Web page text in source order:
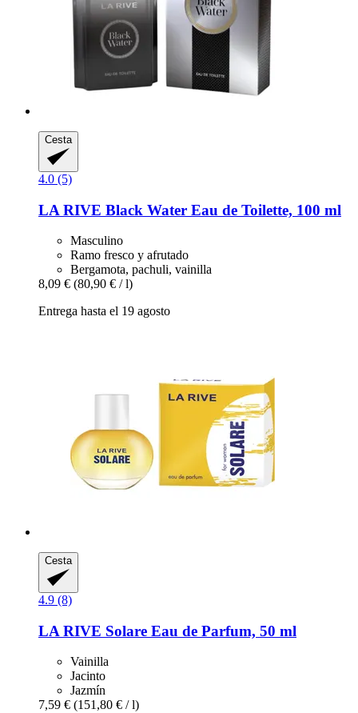
Cesta
4.0 (5)
LA RIVE Black Water Eau de Toilette, 100 ml
Masculino
Ramo fresco y afrutado
Bergamota, pachuli, vainilla
8,09 € (80,90 € / l)
Entrega hasta el 19 agosto
Cesta
4.9 (8)
LA RIVE Solare Eau de Parfum, 50 ml
Vainilla
Jacinto
Jazmín
7,59 € (151,80 € / l)